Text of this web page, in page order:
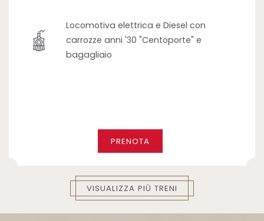
Locomotiva elettrica e Diesel con
carrozze anni '30 "Centoporte" e
bagagliaio
PRENOTA
VISUALIZZA PIÙ TRENI